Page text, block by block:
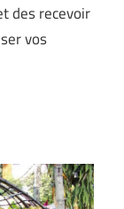
des recevoir
vos